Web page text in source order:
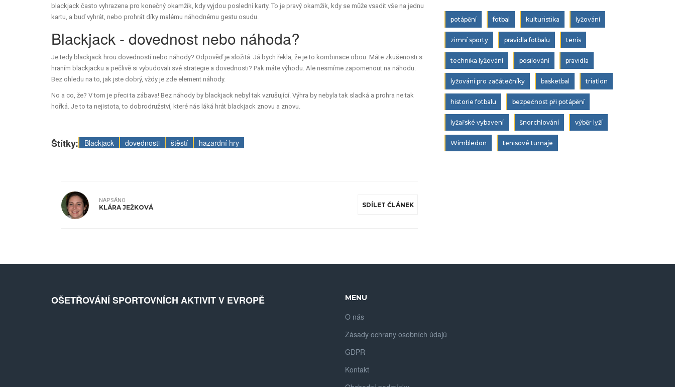
blackjack často vyhrazena pro konečný okamžik, kdy vyjdou poslední karty. To je pravý okamžik, kdy se může vsadit vše na jednu
kartu, a buď vyhrát, nebo prohrát díky malému náhodnému gestu osudu.
Blackjack - dovednost nebo náhoda?
Je tedy blackjack hrou dovedností nebo náhody? Odpověď je složitá. Já bych řekla, že je to kombinace obou. Máte zkušenosti s
hraním blackjacku a pečlivě si vybudovali své strategie a dovednosti? Pak máte výhodu. Ale nesmíme zapomenout na náhodu.
Bez ohledu na to, jak jste dobrý, vždy je zde element náhody.
No a co, že? V tom je přeci ta zábava! Bez náhody by blackjack nebyl tak vzrušující. Výhra by nebyla tak sladká a prohra ne tak
hořká. Je to ta nejistota, to dobrodružství, které nás láká hrát blackjack znovu a znovu.
Štítky: Blackjack dovednosti štěstí hazardní hry
SDÍLET ČLÁNEK
NAPSÁNO
KLÁRA JEŽKOVÁ
potápění fotbal kulturistika lyžování
zimní sporty pravidla fotbalu tenis
technika lyžování posilování pravidla
lyžování pro začátečníky basketbal triatlon
historie fotbalu bezpečnost při potápění
lyžařské vybavení šnorchlování výběr lyží
Wimbledon tenisové turnaje
OŠETŘOVÁNÍ SPORTOVNÍCH AKTIVIT V EVROPĚ MENU
O nás
Zásady ochrany osobních údajů
GDPR
Kontakt